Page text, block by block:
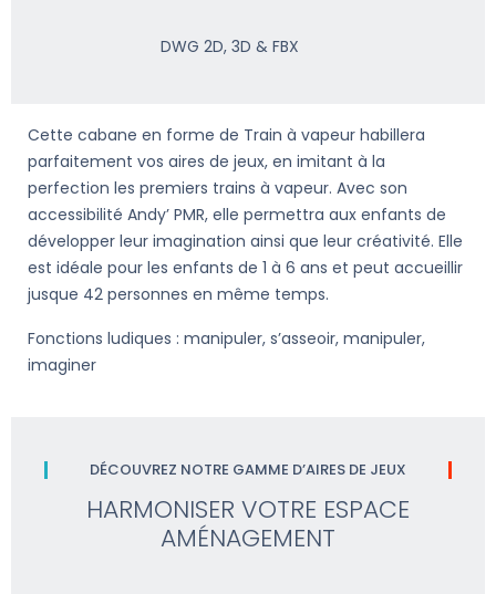
DWG 2D, 3D & FBX
Cette cabane en forme de Train à vapeur habillera
parfaitement vos aires de jeux, en imitant à la
perfection les premiers trains à vapeur. Avec son
accessibilité Andy’ PMR, elle permettra aux enfants de
développer leur imagination ainsi que leur créativité. Elle
est idéale pour les enfants de 1 à 6 ans et peut accueillir
jusque 42 personnes en même temps.
Fonctions ludiques : manipuler, s’asseoir, manipuler,
imaginer
DÉCOUVREZ NOTRE GAMME D’AIRES DE JEUX
HARMONISER VOTRE ESPACE
AMÉNAGEMENT